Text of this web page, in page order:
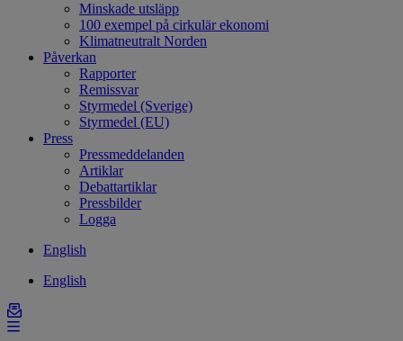
Minskade utsläpp
100 exempel på cirkulär ekonomi
Klimatneutralt Norden
Påverkan
Rapporter
Remissvar
Styrmedel (Sverige)
Styrmedel (EU)
Press
Pressmeddelanden
Artiklar
Debattartiklar
Pressbilder
Logga
English
English